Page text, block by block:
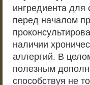
ингредиента для
перед началом
наличии
аллергий. В
полезным
способствуя не